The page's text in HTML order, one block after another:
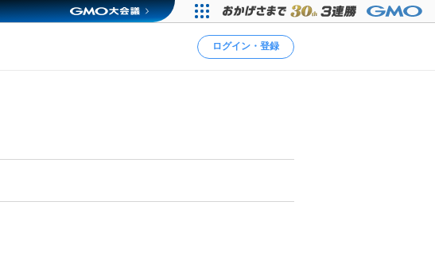
ログイン・登録